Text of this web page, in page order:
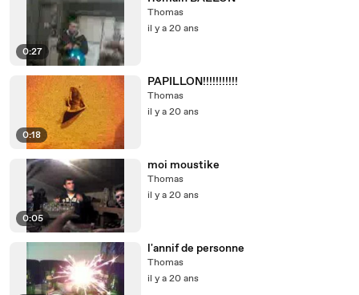
0:27
Thomas
il y a 20 ans
0:18
PAPILLON!!!!!!!!!!!
Thomas
il y a 20 ans
0:05
moi moustike
Thomas
il y a 20 ans
l'annif de personne
Thomas
il y a 20 ans